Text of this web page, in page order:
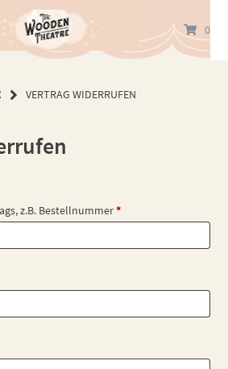
0
VERTRAG WIDERRUFEN
z.B. Bestellnummer*